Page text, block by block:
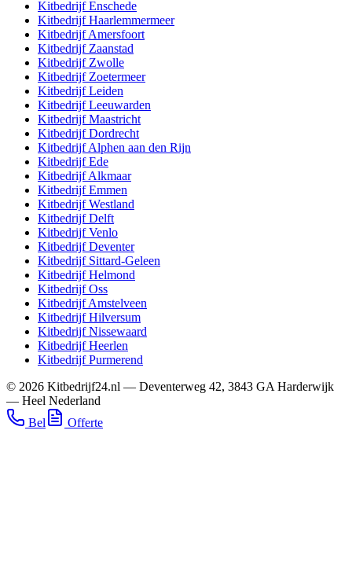
KitbedrijfEnschede
KitbedrijfHaarlemmermeer
KitbedrijfAmersfoort
Kitbedrijf Zaanstad
Kitbedrijf Zwolle
Kitbedrijf Zoetermeer
KitbedrijfLeiden
KitbedrijfLeeuwarden
KitbedrijfMaastricht
KitbedrijfDordrecht
KitbedrijfAlphen aan den Rijn
KitbedrijfEde
KitbedrijfAlkmaar
KitbedrijfEmmen
KitbedrijfWestland
KitbedrijfDelft
KitbedrijfVenlo
KitbedrijfDeventer
Kitbedrijf Sittard-Geleen
KitbedrijfHelmond
KitbedrijfOss
KitbedrijfAmstelveen
KitbedrijfHilversum
KitbedrijfNissewaard
KitbedrijfHeerlen
KitbedrijfPurmerend
© 2026 Kitbedrijf24.nl — Deventerweg 42, 3843 GA Harderwijk
— Heel Nederland
Bel
Offerte